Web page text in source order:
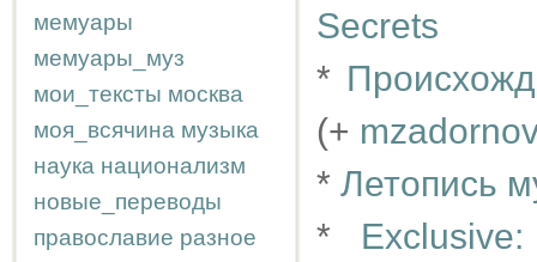
мемуары
мемуары_муз
мои_тексты москва
моя_всячина музыка
наука национализм
новые_переводы
православие разное
Secrets
*
(+
* Летопись
*